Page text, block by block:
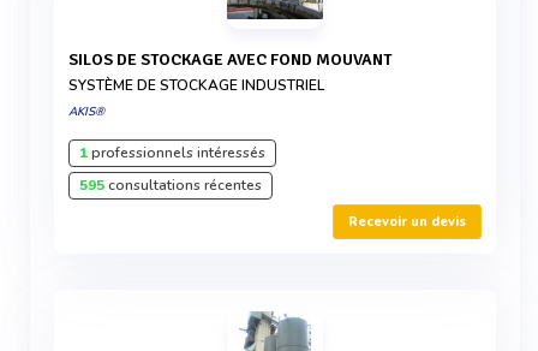
SILOS DE STOCKAGE AVEC FOND MOUVANT
SYSTÈME DE STOCKAGE INDUSTRIEL
AKIS®
1professionnels intéressés
595consultations récentes
Recevoir un devis